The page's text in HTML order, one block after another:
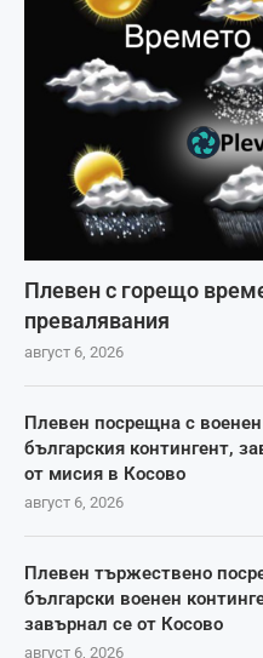
Плевен с горещо
превалявания
август 6, 2026
Плевен посрещна с военен
българския контингент,
от мисия в Косово
август 6, 2026
Плевен тържествено
български военен
завърнал се от Косово
август 6, 2026